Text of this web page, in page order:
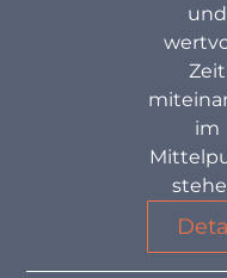
und
Zeit
im